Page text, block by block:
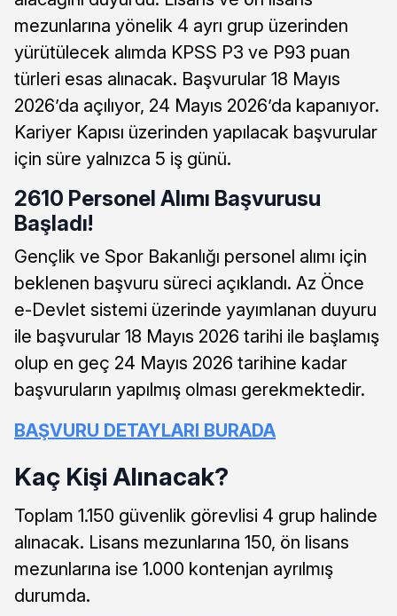
mezunlarına yönelik 4 ayrı grup üzerinden
yürütülecek alımda KPSS P3 ve P93 puan
türleri esas alınacak. Başvurular 18 Mayıs
2026’da açılıyor, 24 Mayıs 2026’da kapanıyor.
Kariyer Kapısı üzerinden yapılacak başvurular
için süre yalnızca 5 iş günü.
2610 Personel Alımı Başvurusu
Başladı!
Gençlik ve Spor Bakanlığı personel alımı için
beklenen başvuru süreci açıklandı. Az Önce
e-Devlet sistemi üzerinde yayımlanan duyuru
ile başvurular 18 Mayıs 2026 tarihi ile başlamış
olup en geç 24 Mayıs 2026 tarihine kadar
başvuruların yapılmış olması gerekmektedir.
BAŞVURU DETAYLARI BURADA
Kaç Kişi Alınacak?
Toplam 1.150 güvenlik görevlisi 4 grup halinde
alınacak. Lisans mezunlarına 150, ön lisans
mezunlarına ise 1.000 kontenjan ayrılmış
durumda.